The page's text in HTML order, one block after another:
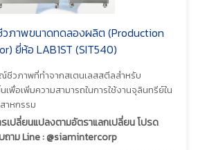
ภาพขนาดทดลองผลิต (Production
ยี่ห้อ LAB1ST (SIT540)
ชีวภาพที่ทำจากสเตนเลสสตีลสำหรับ
พื่อเพิ่มความสามารถในการใช้งานจุลินทรีย์ใน
าหกรรม
เปลี่ยนแปลงตามอัตราแลกเปลี่ยน โปรด
ถาม Line : @siamintercorp